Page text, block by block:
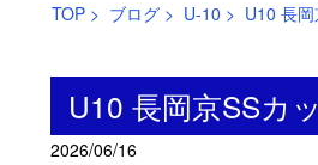
TOP> ブログ> U-10 > U10 長
U10 長岡京SSカ
2026/06/16